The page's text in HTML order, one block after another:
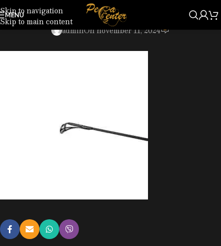
Skip to navigation
Skip to main content
MENU GSNAC0-093_3.jpg
adminOn november 11, 2024